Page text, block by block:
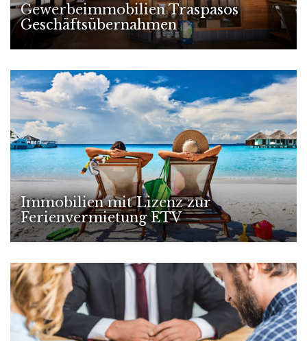
Gewerbeimmobilien Traspasos
Geschäftsübernahmen
Immobilien mit Lizenz zur
Ferienvermietung ETV